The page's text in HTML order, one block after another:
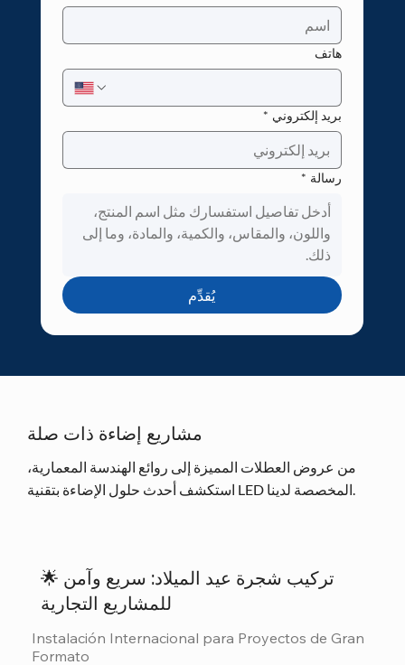
هاتف
بريد إلكتروني *
رسالة *
يُقدِّم
مشاريع إضاءة ذات صلة
من عروض العطلات المميزة إلى روائع الهندسة المعمارية،
استكشف أحدث حلول الإضاءة بتقنية LED المخصصة لدينا.
🌟 تركيب شجرة عيد الميلاد: سريع وآمن
للمشاريع التجارية
Instalación Internacional para Proyectos de Gran
Formato